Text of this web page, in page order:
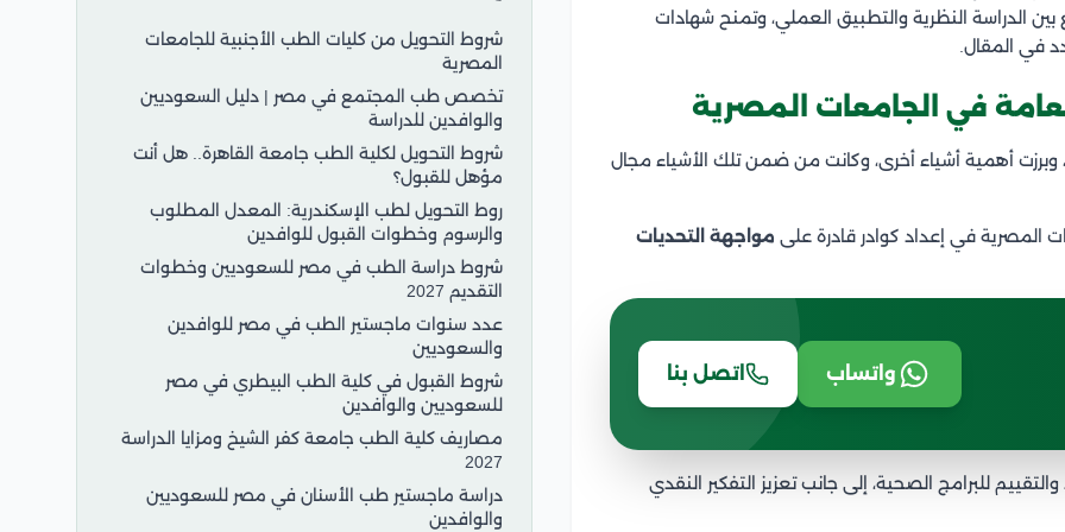
الدراسة النظرية والتطبيق العملي، وتمنح شهادات
في المقال.
في الجامعات المصرية
وبرزت أهمية أشياء أخرى، وكانت من ضمن تلك الأشياء مجال
المصرية في إعداد كوادر قادرة على مواجهة التحديات
واتساب اتصل بنا
للبرامج الصحية، إلى جانب تعزيز التفكير النقدي
شروط التحويل من كليات الطب الأجنبية للجامعات
المصرية
تخصص طب المجتمع في مصر | دليل السعوديين
والوافدين للدراسة
شروط التحويل لكلية الطب جامعة القاهرة.. هل أنت
مؤهل للقبول؟
روط التحويل لطب الإسكندرية: المعدل المطلوب
والرسوم وخطوات القبول للوافدين
شروط دراسة الطب في مصر للسعوديين وخطوات
التقديم 2027
عدد سنوات ماجستير الطب في مصر للوافدين
والسعوديين
شروط القبول في كلية الطب البيطري في مصر
للسعوديين والوافدين
مصاريف كلية الطب جامعة كفر الشيخ ومزايا الدراسة
2027
دراسة ماجستير طب الأسنان في مصر للسعوديين
والوافدين